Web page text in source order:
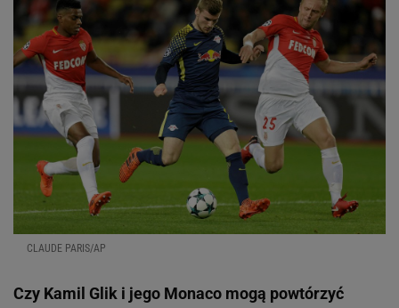
CLAUDE PARIS/AP
Czy Kamil Glik i jego Monaco mogą powtórzyć